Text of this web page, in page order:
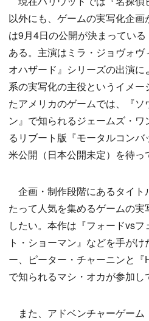
以外にも、ゲームの実写化企
は9月4日の公開が決まってい
ある。主演はミラ・ジョヴォ
オハザード』シリーズの出演
系の実写化の主役というイメー
たアメリカのゲームでは、『
ン』で知られるジェームズ・
るリブート版『モータルコン
米公開（日本公開未定）を待っ
企画・制作段階にあるタイト
たって人気を集めるゲームの
したい。本作は『フォードvs
ト・ショーマン』などを手が
ー、ピーター・チャーニンと『
で知られるマシ・オカが参加し
また、アドベンチャーゲーム